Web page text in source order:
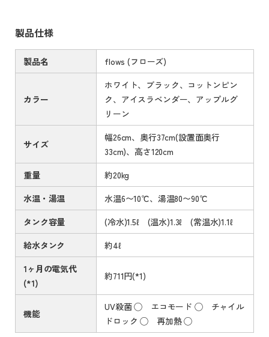
製品仕様
製品名 flows (フローズ)
カラー
ホワイト、ブラック、コットンピン
ク、アイスラベンダー、アップルグ
リーン
サイズ
幅26cm、奥行37cm(設置面奥行
33cm)、高さ120cm
重量
約20kg
水温・湯温
水温6〜10℃、湯温80〜90℃
タンク容量
(冷水)1.5ℓ (温水)1.3ℓ (常温水)1.1ℓ
給水タンク
約4ℓ
1ヶ月の電気代
(*1)
約711円(*1)
機能
UV殺菌 ◯ エコモード ◯ チャイル
ドロック ◯ 再加熱 ◯